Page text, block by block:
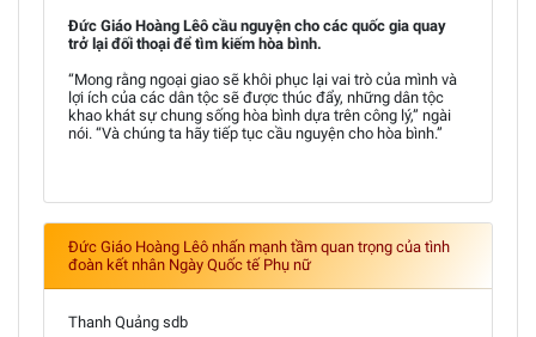
Đức Giáo Hoàng Lêô cầu nguyện cho các quốc gia quay
trở lại đối thoại để tìm kiếm hòa bình.
“Mong rằng ngoại giao sẽ khôi phục lại vai trò của mình và
lợi ích của các dân tộc sẽ được thúc đẩy, những dân tộc
khao khát sự chung sống hòa bình dựa trên công lý,” ngài
nói. “Và chúng ta hãy tiếp tục cầu nguyện cho hòa bình.”
Đức Giáo Hoàng Lêô nhấn mạnh tầm quan trọng của tình
đoàn kết nhân Ngày Quốc tế Phụ nữ
Thanh Quảng sdb